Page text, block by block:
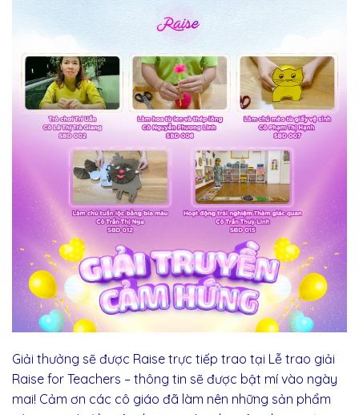
Giải thưởng sẽ được Raise trực tiếp trao tại Lễ trao giải
Raise for Teachers – thông tin sẽ được bật mí vào ngày
mai! Cảm ơn các cô giáo đã làm nên những sản phẩm